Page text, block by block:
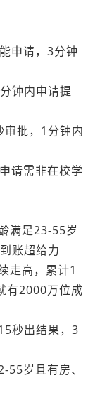
申请，3分钟
钟内申请提
批，1分钟内
请需非在校学
满足23-55岁
账超给力
走高，累计1
有2000万位成
秒出结果，3
岁且有房、